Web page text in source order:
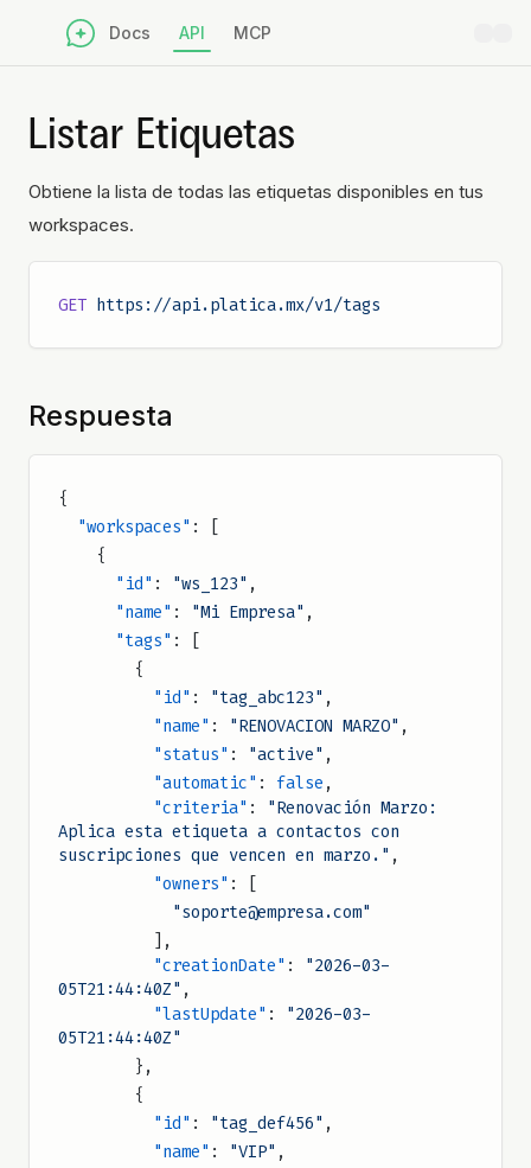
Docs API MCP
Listar Etiquetas
Obtiene la lista de todas las etiquetas disponibles en tus
workspaces.
GET https://api.platica.mx/v1/tags
Respuesta
{
  "workspaces"
: [
    {
      "id"
: "ws_123" ,
      "name"
: "Mi Empresa" ,
      "tags"
: [
        {
          "id"
: "tag_abc123" ,
          "name"
: "RENOVACION MARZO" ,
          "status"
: "active" ,
          "automatic"
: false ,
          "criteria"
:
"Renovación Marzo:
Aplica esta etiqueta a contactos con
suscripciones que vencen en marzo." ,
          "owners"
: [
            "soporte@empresa.com"
          ],
          "creationDate"
:
"2026-03-
05T21:44:40Z" ,
          "lastUpdate"
:
"2026-03-
05T21:44:40Z"
        },
        {
          "id"
: "tag_def456" ,
          "name"
: "VIP" ,